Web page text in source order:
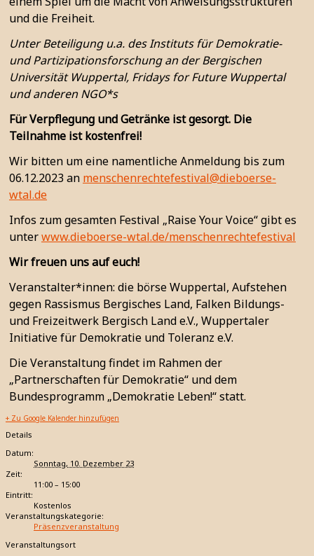
und die Freiheit.
Unter Beteiligung u.a. des Instituts für Demokratie-
und Partizipationsforschung an der Bergischen
Universität Wuppertal, Fridays for Future Wuppertal
und anderen NGO*s
Für Verpflegung und Getränke ist gesorgt. Die
Teilnahme ist kostenfrei!
Wir bitten um eine namentliche Anmeldung bis zum
06.12.2023 an menschenrechtefestival@dieboerse-
wtal.de
Infos zum gesamten Festival „Raise Your Voice“ gibt es
unterwww.dieboerse-wtal.de/menschenrechtefestival
Wir freuen uns auf euch!
Veranstalter*innen: die börse Wuppertal, Aufstehen
gegen Rassismus Bergisches Land, Falken Bildungs-
und Freizeitwerk Bergisch Land e.V., Wuppertaler
Initiative für Demokratie und Toleranz e.V.
Die Veranstaltung findet im Rahmen der
„Partnerschaften für Demokratie“ und dem
Bundesprogramm „Demokratie Leben!“ statt.
+ Zu Google Kalender hinzufügen
Details
Datum:
Sonntag, 10. Dezember 23
Zeit:
11:00 – 15:00
Eintritt:
Kostenlos
Veranstaltungskategorie:
Präsenzveranstaltung
Veranstaltungsort